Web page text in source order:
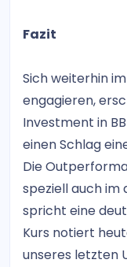
Fazit
Sich weiterhin
engagieren,
Investment in
einen Schlag
Die
speziell auch im
spricht eine
Kurs notiert
unseres letzten